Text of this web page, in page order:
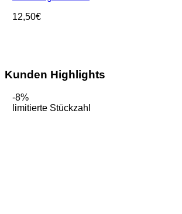
12,50€
Kunden Highlights
-8%
limitierte Stückzahl